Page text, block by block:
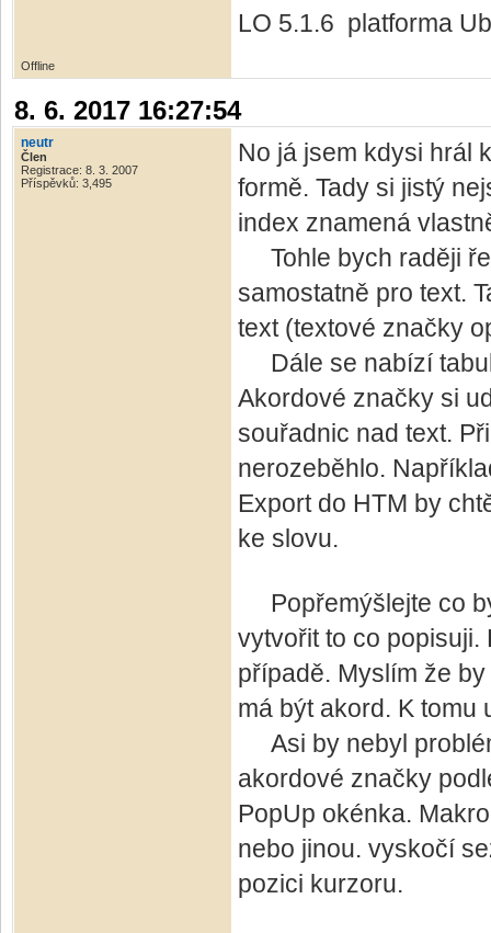
LO 5.1.6 platforma
Offline
8. 6. 2017 16:27:54
neutr
Člen
Registrace: 8. 3. 2007
Příspěvků: 3,495
No já jsem kdysi hrál
formě. Tady si jistý
index znamená
Tohle bych raději
samostatně pro text.
text (textové značky
Dále se nabízí
Akordové značky si
souřadnic nad text.
nerozeběhlo.
Export do HTM by
ke slovu.
Popřemýšlejte co
vytvořit to co popisuji.
případě. Myslím že
má být akord. K tomu
Asi by nebyl
akordové značky
PopUp okénka.
nebo jinou. vyskočí
pozici kurzoru.